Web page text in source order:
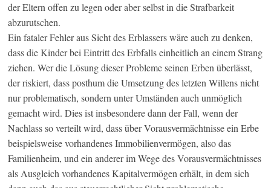
der Eltern offen zu legen oder aber selbst in die Strafbarkeit
abzurutschen.
Ein fataler Fehler aus Sicht des Erblassers wäre auch zu denken,
dass die Kinder bei Eintritt des Erbfalls einheitlich an einem Strang
ziehen. Wer die Lösung dieser Probleme seinen Erben überlässt,
der riskiert, dass posthum die Umsetzung des letzten Willens nicht
nur problematisch, sondern unter Umständen auch unmöglich
gemacht wird. Dies ist insbesondere dann der Fall, wenn der
Nachlass so verteilt wird, dass über Vorausvermächtnisse ein Erbe
beispielsweise vorhandenes Immobilienvermögen, also das
Familienheim, und ein anderer im Wege des Vorausvermächtnisses
als Ausgleich vorhandenes Kapitalvermögen erhält, in dem sich